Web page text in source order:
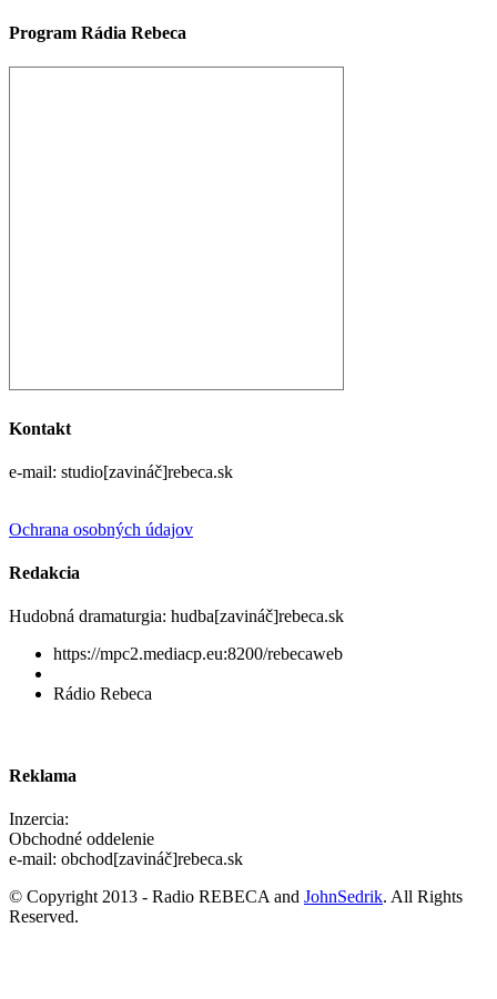
Program Rádia Rebeca
Kontakt
e-mail: studio[zavináč]rebeca.sk
Ochrana osobných údajov
Redakcia
Hudobná dramaturgia: hudba[zavináč]rebeca.sk
https://mpc2.mediacp.eu:8200/rebecaweb
Rádio Rebeca
Reklama
Inzercia:
Obchodné oddelenie
e-mail: obchod[zavináč]rebeca.sk
© Copyright 2013 - Radio REBECA and JohnSedrik. All Rights
Reserved.